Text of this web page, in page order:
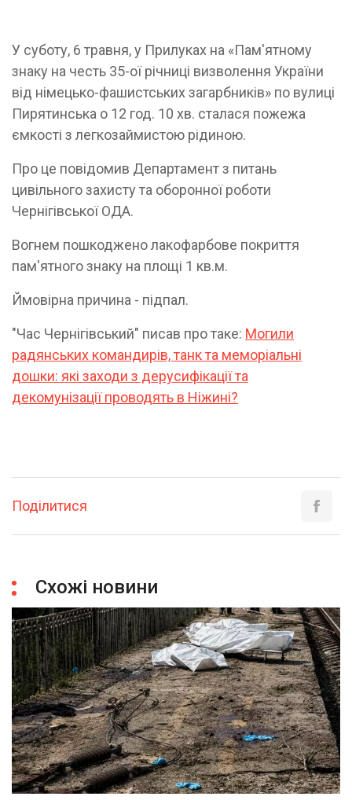
У суботу, 6 травня, у Прилуках на «Пам'ятному
знаку на честь 35-ої річниці визволення України
від німецько-фашистських загарбників» по вулиці
Пирятинська о 12 год. 10 хв. сталася пожежа
ємкості з легкозаймистою рідиною.
Про це повідомив Департамент з питань
цивільного захисту та оборонної роботи
Чернігівської ОДА.
Вогнем пошкоджено лакофарбове покриття
пам'ятного знаку на площі 1 кв.м.
Ймовірна причина - підпал.
"Час Чернігівський" писав про таке: Могили
радянських командирів, танк та меморіальні
дошки: які заходи з дерусифікації та
декомунізації проводять в Ніжині?
Поділитися
Схожі новини